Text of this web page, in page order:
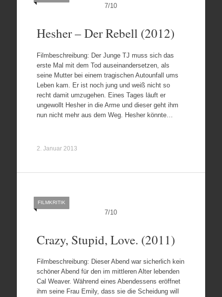
7/10
Hesher – Der Rebell (2012)
Filmbeschreibung: Der Junge TJ muss sich das
erste Mal mit dem Tod auseinandersetzen, als
seine Mutter bei einem tragischen Autounfall ums
Leben kam. Er ist noch jung und weiß nicht so
recht damit umzugehen. Eines Tages läuft er
ungewollt Hesher in die Arme und dieser geht ihm
nun nicht mehr aus dem Weg. Hesher könnte…
2. Januar 2013
7/10
FILMKRITIK
Crazy, Stupid, Love. (2011)
Filmbeschreibung: Dieser Abend war sicherlich kein
schöner Abend für den im mittleren Alter lebenden
Cal Weaver. Während eines Abendessens eröffnet
ihm seine Frau Emily, dass sie die Scheidung will